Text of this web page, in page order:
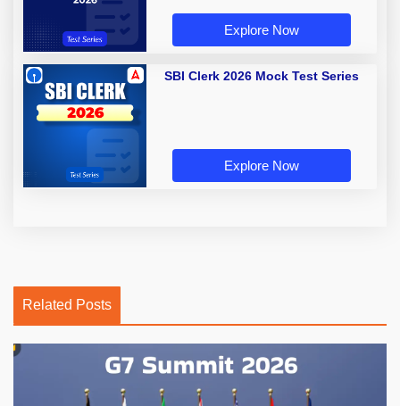
Explore Now
SBI Clerk 2026 Mock Test Series
Explore Now
Related Posts